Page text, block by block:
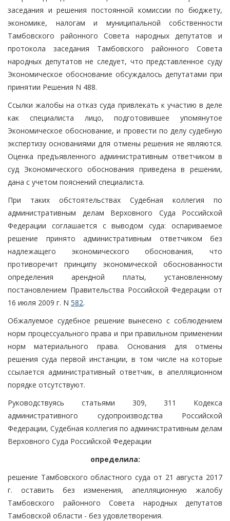
заседания и решения постоянной комиссии по бюджету,
экономике, налогам и муниципальной собственности
Тамбовского районного Совета народных депутатов и
протокола заседания Тамбовского районного Совета
народных депутатов не следует, что представленное суду
Экономическое обоснование обсуждалось депутатами при
принятии Решения N 488.
Ссылки жалобы на отказ суда привлекать к участию в деле
как специалиста лицо, подготовившее упомянутое
Экономическое обоснование, и провести по делу судебную
экспертизу основаниями для отмены решения не являются.
Оценка предъявленного административным ответчиком в
суд Экономического обоснования приведена в решении,
дана с учетом пояснений специалиста.
При таких обстоятельствах Судебная коллегия по
административным делам Верховного Суда Российской
Федерации соглашается с выводом суда: оспариваемое
решение принято административным ответчиком без
надлежащего экономического обоснования, что
противоречит принципу экономической обоснованности
определения арендной платы, установленному
постановлением Правительства Российской Федерации от
16 июля 2009 г. N 582.
Обжалуемое судебное решение вынесено с соблюдением
норм процессуального права и при правильном применении
норм материального права. Основания для отмены
решения суда первой инстанции, в том числе на которые
ссылается административный ответчик, в апелляционном
порядке отсутствуют.
Руководствуясь статьями 309, 311 Кодекса
административного судопроизводства Российской
Федерации, Судебная коллегия по административным делам
Верховного Суда Российской Федерации
определила:
решение Тамбовского областного суда от 21 августа 2017
г. оставить без изменения, апелляционную жалобу
Тамбовского районного Совета народных депутатов
Тамбовской области - без удовлетворения.